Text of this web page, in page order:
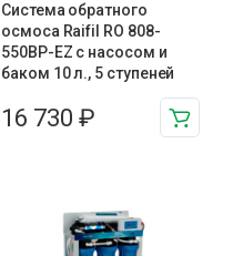
Система обратного
осмоса Raifil RO 808-
550BP-EZ с насосом и
баком 10 л., 5 ступеней
16 730 ₽